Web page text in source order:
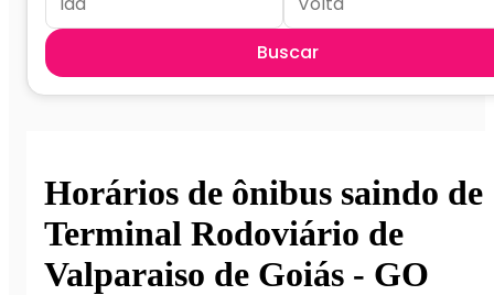
Buscar
Horários de ônibus saindo de
Terminal Rodoviário de
Valparaiso de Goiás - GO